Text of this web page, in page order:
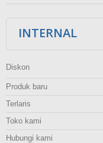
INTERNAL
Diskon
Produk baru
Terlaris
Toko kami
Hubungi kami